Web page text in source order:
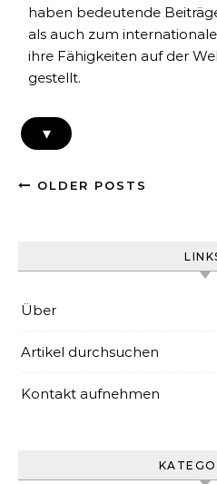
haben bedeutende
als auch zum
ihre Fähigkeiten auf der
gestellt.
▾
OLDER POSTS
Über
Artikel durchsuchen
Kontakt aufnehmen